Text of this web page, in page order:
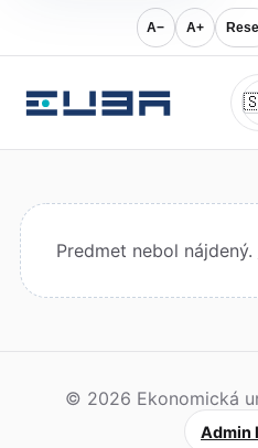
A− A+
Predmet nebol nájdený.
© 2026 Ekonomická
Admin